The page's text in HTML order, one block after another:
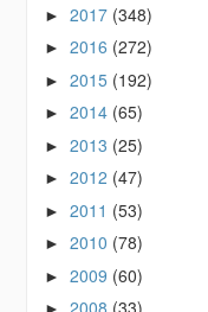
►2017 (348)
►2016 (272)
►2015 (192)
►2014 (65)
►2013 (25)
►2012 (47)
►2011 (53)
►2010 (78)
►2009 (60)
2008 (33)